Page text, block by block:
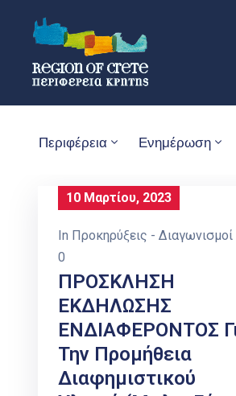
Περιφέρεια Ενημέρωση
10 Μαρτίου, 2023
In Προκηρύξεις - Διαγωνισμοί
0
ΠΡΟΣΚΛΗΣΗ
ΕΚΔΗΛΩΣΗΣ
ΕΝΔΙΑΦΕΡΟΝΤΟΣ
Την Προμήθεια
Διαφημιστικού